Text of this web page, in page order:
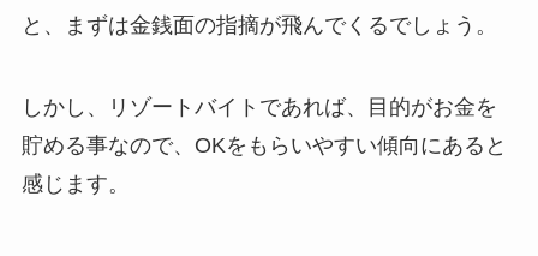
と、まずは金銭面の指摘が飛んでくるでしょう。
しかし、リゾートバイトであれば、目的がお金を
貯める事なので、OKをもらいやすい傾向にあると
感じます。